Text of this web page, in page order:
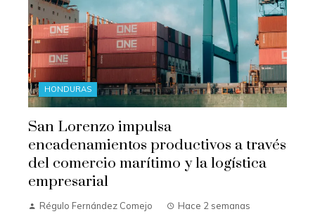
HONDURAS
San Lorenzo impulsa
encadenamientos productivos a través
del comercio marítimo y la logística
empresarial
Régulo Fernández Comejo Hace 2 semanas